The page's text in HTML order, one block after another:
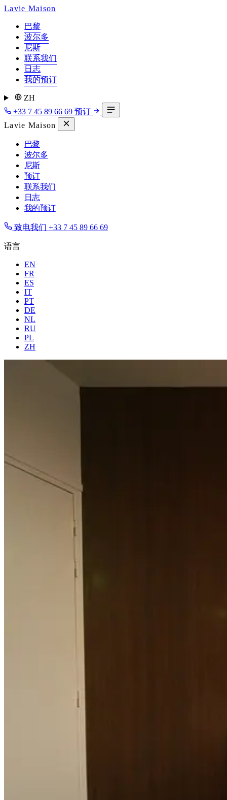
Lavie Maison
巴黎
波尔多
尼斯
联系我们
日志
我的预订
ZH
+33 7 45 89 66 69 预订
Lavie Maison
巴黎
波尔多
尼斯
预订
联系我们
日志
我的预订
致电我们 +33 7 45 89 66 69
语言
EN
FR
ES
IT
PT
DE
NL
RU
PL
ZH